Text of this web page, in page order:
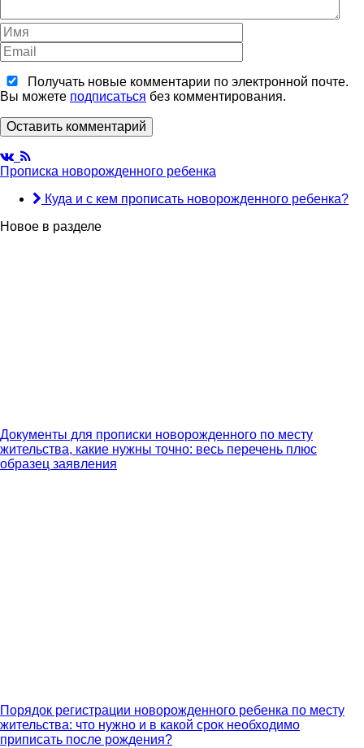
Получать новые комментарии по электронной почте.
Вы можете подписаться без комментирования.
Оставить комментарий
Прописка новорожденного ребенка
Куда и с кем прописать новорожденного ребенка?
Новое в разделе
Документы для прописки новорожденного по месту
жительства, какие нужны точно: весь перечень плюс
образец заявления
Порядок регистрации новорожденного ребенка по месту
жительства: что нужно и в какой срок необходимо
приписать после рождения?